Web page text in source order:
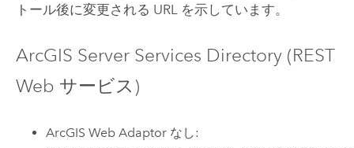
トール後に変更される URL を示しています。
ArcGIS Server Services Directory (REST
Web サービス)
ArcGIS Web Adaptor なし: